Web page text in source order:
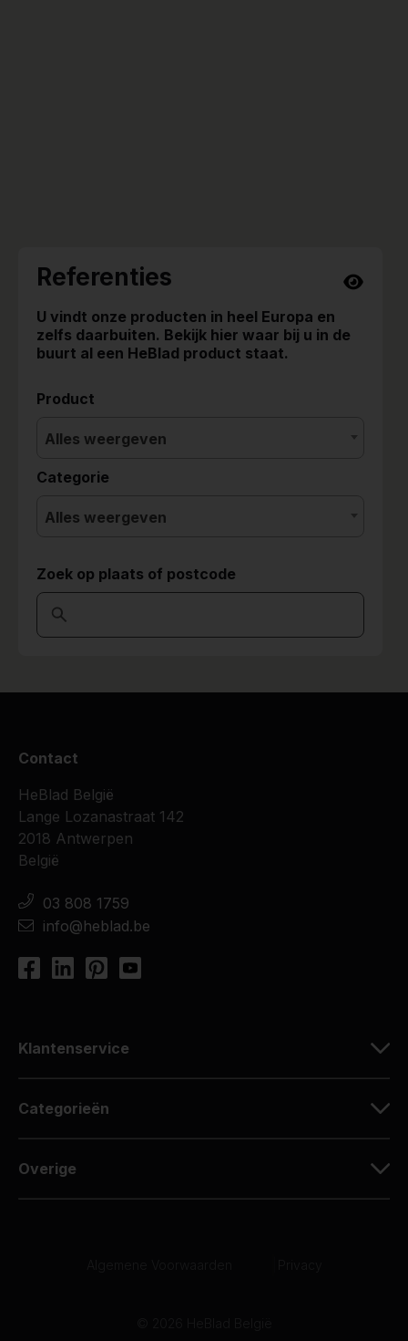
Referenties
U vindt onze producten in heel Europa en
zelfs daarbuiten. Bekijk hier waar bij u in de
buurt al een HeBlad product staat.
Product
Alles weergeven
Categorie
Alles weergeven
Zoek op plaats of postcode
Contact
HeBlad België
Lange Lozanastraat 142
2018 Antwerpen
België
03 808 1759
info@heblad.be
Klantenservice
Categorieën
Overige